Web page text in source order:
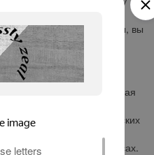
обязательства выполнены, вы
недвижимости.
оформить в лизинг.
коммерческая и жилая
идет об офисах,
площадях, логистических
Во втором — о
домах и таунхаусах.